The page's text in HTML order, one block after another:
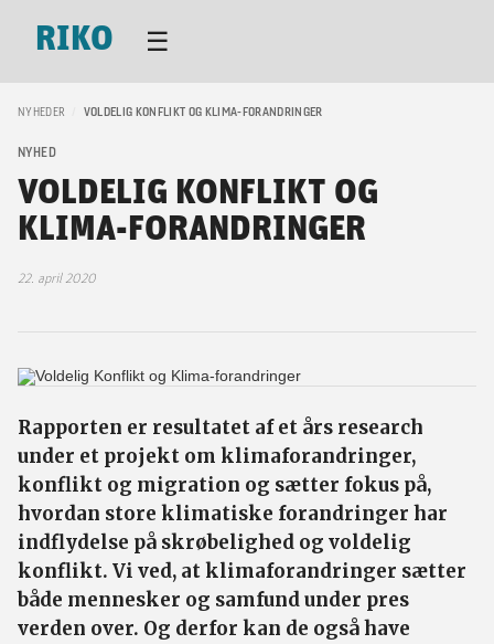
RIKO ☰
NYHEDER VOLDELIG KONFLIKT OG KLIMA-FORANDRINGER
NYHED
VOLDELIG KONFLIKT OG
KLIMA-FORANDRINGER
22. april 2020
Rapporten er resultatet af et års research
under et projekt om klimaforandringer,
konflikt og migration og sætter fokus på,
hvordan store klimatiske forandringer har
indflydelse på skrøbelighed og voldelig
konflikt. Vi ved, at klimaforandringer sætter
både mennesker og samfund under pres
verden over. Og derfor kan de også have